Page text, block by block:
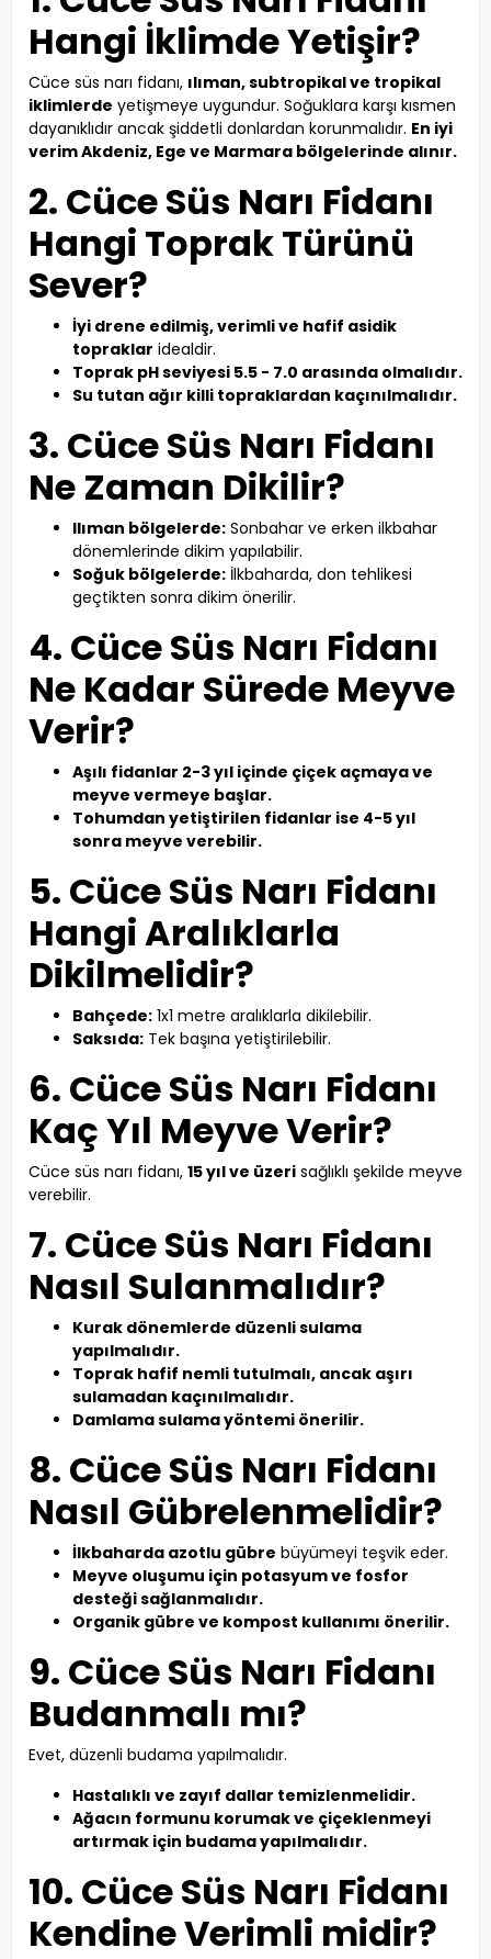
Hangi İklimde Yetişir?
Cüce süs narı fidanı, ılıman, subtropikal ve tropikal
iklimlerde yetişmeye uygundur. Soğuklara karşı kısmen
dayanıklıdır ancak şiddetli donlardan korunmalıdır. En iyi
verim Akdeniz, Ege ve Marmara bölgelerinde alınır.
2. Cüce Süs Narı Fidanı
Hangi Toprak Türünü
Sever?
İyi drene edilmiş, verimli ve hafif asidik
topraklar idealdir.
Toprak pH seviyesi 5.5 - 7.0 arasında olmalıdır.
Su tutan ağır killi topraklardan kaçınılmalıdır.
3. Cüce Süs Narı Fidanı
Ne Zaman Dikilir?
Ilıman bölgelerde: Sonbahar ve erken ilkbahar
dönemlerinde dikim yapılabilir.
Soğuk bölgelerde: İlkbaharda, don tehlikesi
geçtikten sonra dikim önerilir.
4. Cüce Süs Narı Fidanı
Ne Kadar Sürede Meyve
Verir?
Aşılı fidanlar 2-3 yıl içinde çiçek açmaya ve
meyve vermeye başlar.
Tohumdan yetiştirilen fidanlar ise 4-5 yıl
sonra meyve verebilir.
5. Cüce Süs Narı Fidanı
Hangi Aralıklarla
Dikilmelidir?
Bahçede: 1x1 metre aralıklarla dikilebilir.
Saksıda: Tek başına yetiştirilebilir.
6. Cüce Süs Narı Fidanı
Kaç Yıl Meyve Verir?
Cüce süs narı fidanı, 15 yıl ve üzeri sağlıklı şekilde meyve
verebilir.
7. Cüce Süs Narı Fidanı
Nasıl Sulanmalıdır?
Kurak dönemlerde düzenli sulama
yapılmalıdır.
Toprak hafif nemli tutulmalı, ancak aşırı
sulamadan kaçınılmalıdır.
Damlama sulama yöntemi önerilir.
8. Cüce Süs Narı Fidanı
Nasıl Gübrelenmelidir?
İlkbaharda azotlu gübre büyümeyi teşvik eder.
Meyve oluşumu için potasyum ve fosfor
desteği sağlanmalıdır.
Organik gübre ve kompost kullanımı önerilir.
9. Cüce Süs Narı Fidanı
Budanmalı mı?
Evet, düzenli budama yapılmalıdır.
Hastalıklı ve zayıf dallar temizlenmelidir.
Ağacın formunu korumak ve çiçeklenmeyi
artırmak için budama yapılmalıdır.
10. Cüce Süs Narı Fidanı
Kendine Verimli midir?